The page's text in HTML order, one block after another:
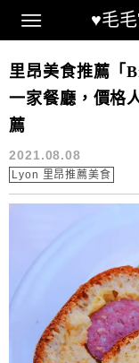
♥毛
Main Menu
Brasserie le Nord
里昂美食推薦「
一家餐廳，價格
薦
2021.08.08
Lyon 里昂推薦美食